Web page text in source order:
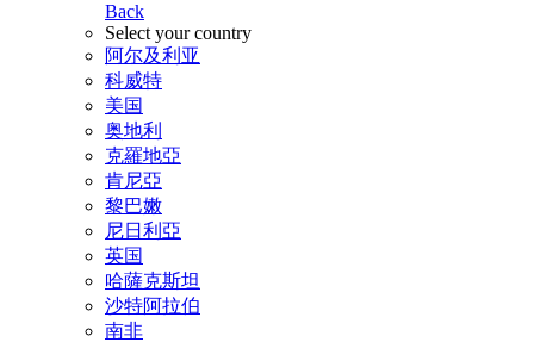
Back
Select your country
阿尔及利亚
科威特
美国
奥地利
克羅地亞
肯尼亞
黎巴嫩
尼日利亞
英国
哈薩克斯坦
沙特阿拉伯
南非